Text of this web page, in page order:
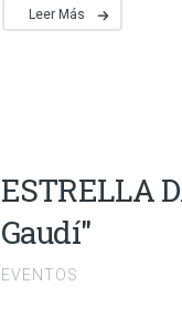
Leer Más
ESTRELLA
Gaudí"
EVENTOS